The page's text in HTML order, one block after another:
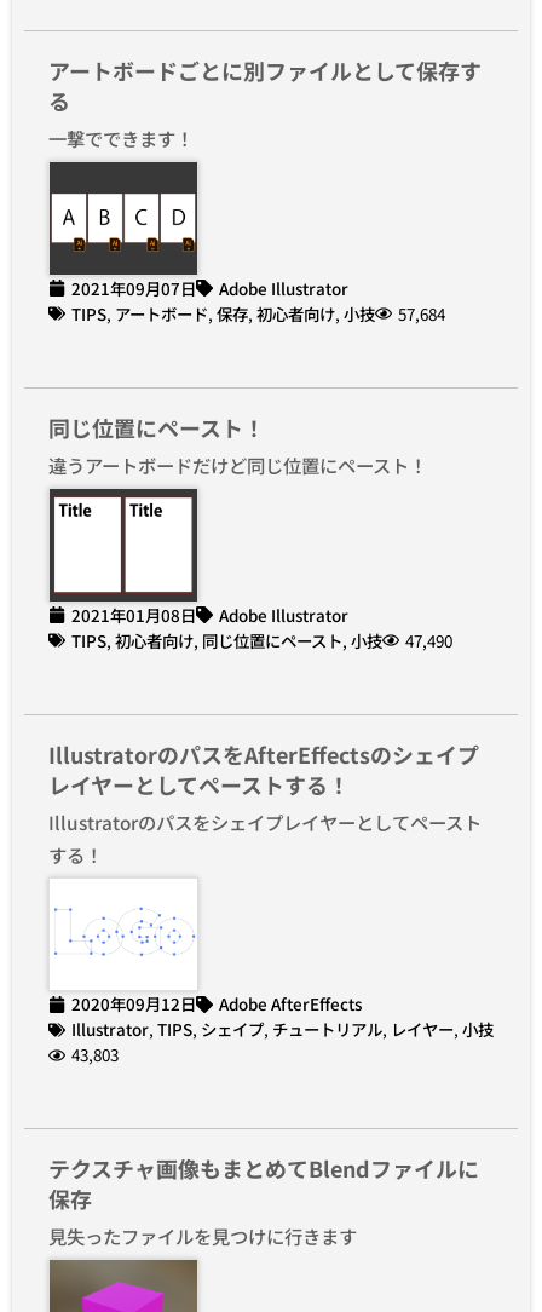
アートボードごとに別ファイルとして保存す
る
一撃でできます！
2021年09月07日
Adobe Illustrator
TIPS, アートボード, 保存, 初心者向け, 小技 57,684
同じ位置にペースト！
違うアートボードだけど同じ位置にペースト！
2021年01月08日
Adobe Illustrator
TIPS, 初心者向け, 同じ位置にペースト, 小技 47,490
IllustratorのパスをAfterEffectsのシェイプ
レイヤーとしてペーストする！
Illustratorのパスをシェイプレイヤーとしてペースト
する！
2020年09月12日
Adobe AfterEffects
Illustrator, TIPS, シェイプ, チュートリアル, レイヤー, 小技
43,803
テクスチャ画像もまとめてBlendファイルに
保存
見失ったファイルを見つけに行きます